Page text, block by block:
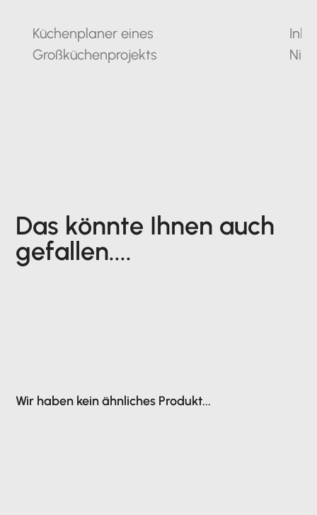
Küchenplaner eines
Großküchenprojekts
Das könnte Ihnen auch
gefallen....
Wir haben kein ähnliches Produkt...